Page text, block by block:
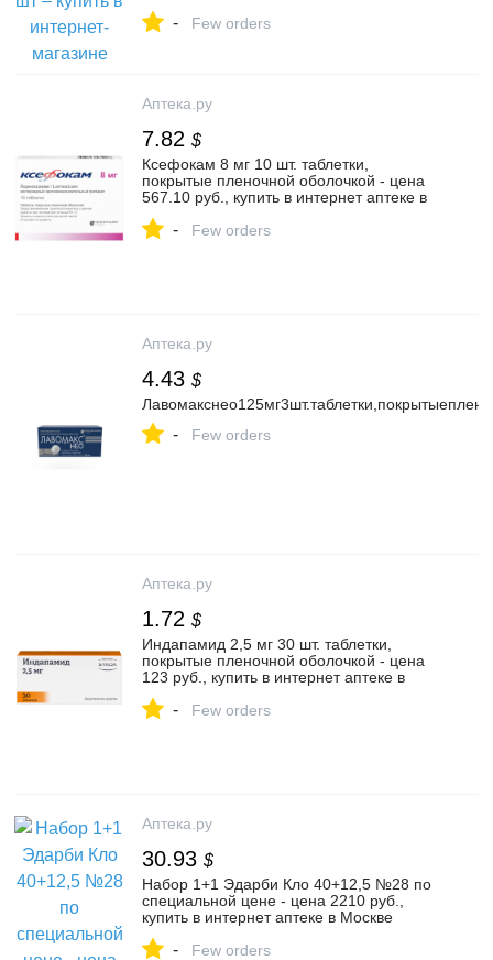
- Few orders
Аптека.ру
7.82 $
Ксефокам 8 мг 10 шт. таблетки,
покрытые пленочной оболочкой - цена
567.10 руб., купить в интернет аптеке в
покрытые пленочной оболочкой,
- Few orders
Аптека.ру
4.43 $
- Few orders
Аптека.ру
1.72 $
Индапамид 2,5 мг 30 шт. таблетки,
покрытые пленочной оболочкой - цена
123 руб., купить в интернет аптеке в
таблетки, покрытые пленочной
- Few orders
Аптека.ру
30.93 $
Набор 1+1 Эдарби Кло 40+12,5 №28 по
специальной цене - цена 2210 руб.,
купить в интернет аптеке в Москве
специальной цене, инструкция по
- Few orders